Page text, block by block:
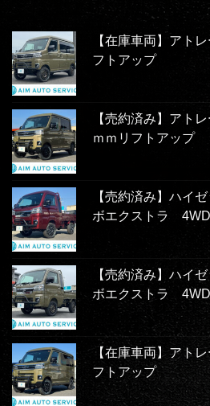
【在庫車両】ア
フトアップ
【売約済み】アト
ｍｍリフトアップ
【売約済み】ハイ
ボエクストラ
【売約済み】ハイ
ボエクストラ
【在庫車両】アト
フトアップ